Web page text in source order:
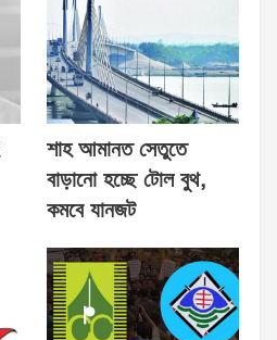
শাহ আমানত সেতুতে
বাড়ানো হচ্ছে টোল বুথ,
কমবে যানজট